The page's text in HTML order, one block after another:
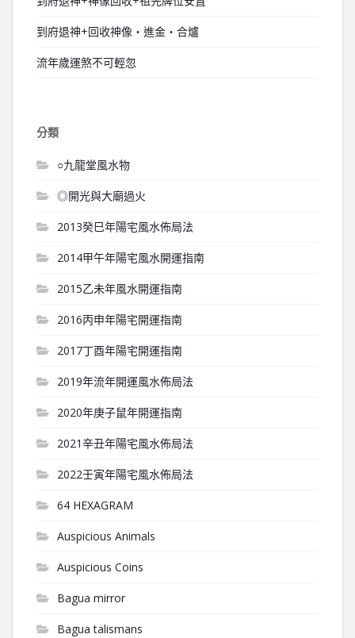
到府退神+回收神像‧進金‧合爐
流年歲運煞不可輕忽
分類
○九龍堂風水物
◎開光與大廟過火
2013癸巳年陽宅風水佈局法
2014甲午年陽宅風水開運指南
2015乙未年風水開運指南
2016丙申年陽宅開運指南
2017丁酉年陽宅開運指南
2019年流年開運風水佈局法
2020年庚子鼠年開運指南
2021辛丑年陽宅風水佈局法
2022壬寅年陽宅風水佈局法
64 HEXAGRAM
Auspicious Animals
Auspicious Coins
Bagua mirror
Bagua talismans